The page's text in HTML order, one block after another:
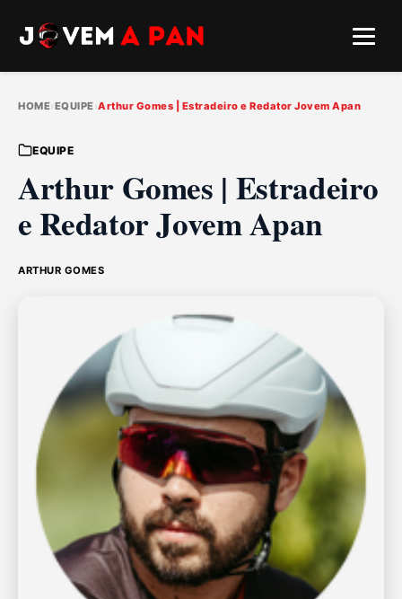
HOME›EQUIPE›Arthur Gomes | Estradeiro e Redator Jovem Apan
EQUIPE
Arthur Gomes | Estradeiro
e Redator Jovem Apan
ARTHUR GOMES